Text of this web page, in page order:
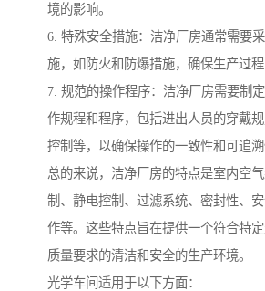
境的影响。
6. 特殊安全措施：洁净厂房通常需要
施，如防火和防爆措施，确保生产过程
7. 规范的操作程序：洁净厂房需要制
作规程和程序，包括进出人员的穿戴
控制等，以确保操作的一致性和可追溯
总的来说，洁净厂房的特点是室内空
制、静电控制、过滤系统、密封性、
作等。这些特点旨在提供一个符合特
质量要求的清洁和安全的生产环境。
光学车间适用于以下方面：